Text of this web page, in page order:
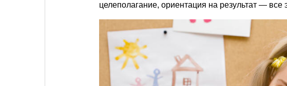
целеполагание, ориентация на результат — все